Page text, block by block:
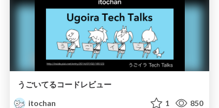
うごいてるコードレビュー
itochan
1 850